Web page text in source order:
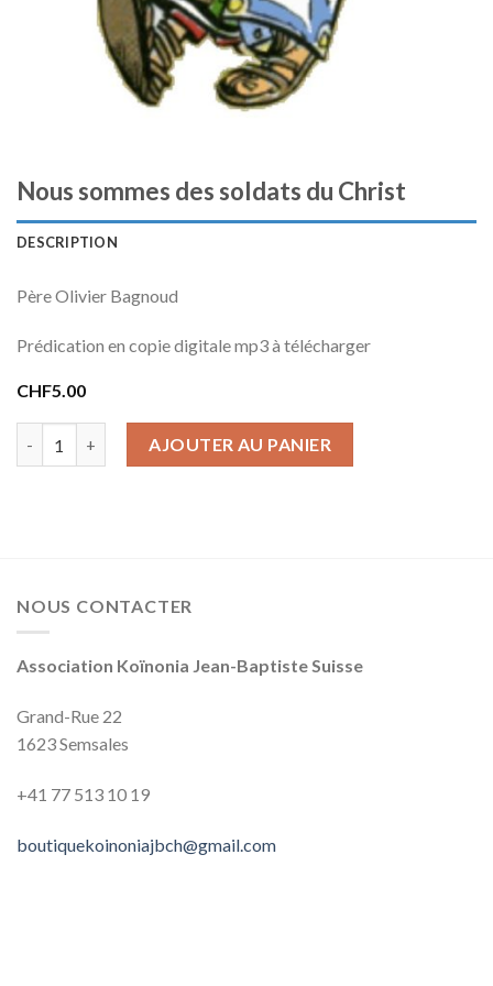
Nous sommes des soldats du Christ
DESCRIPTION
Père Olivier Bagnoud
Prédication en copie digitale mp3 à télécharger
CHF5.00
quantité de Nous sommes des soldats du Christ
AJOUTER AU PANIER
NOUS CONTACTER
Association Koïnonia Jean-Baptiste Suisse
Grand-Rue 22
1623 Semsales
+41 77 513‬‬‬ 10‬‬‬ 19‬‬‬
boutiquekoinoniajbch@gmail.com